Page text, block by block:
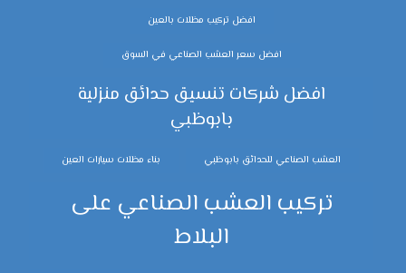
افضل تركيب مظلات بالعين
افضل سعر العشب الصناعي في السوق
افضل شركات تنسيق حدائق منزلية
بابوظبي
العشب الصناعي للحدائق بابوظبي بناء مظلات سيارات العين
تركيب العشب الصناعي على
البلاط